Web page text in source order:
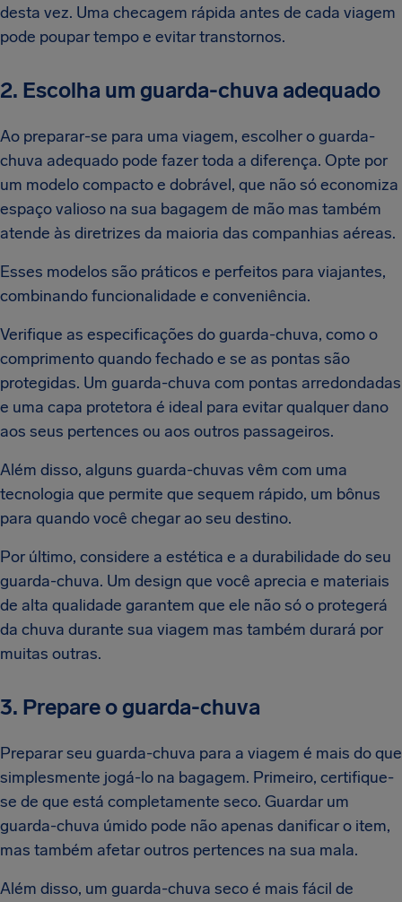
desta vez. Uma checagem rápida antes de cada viagem
pode poupar tempo e evitar transtornos.
2. Escolha um guarda-chuva adequado
Ao preparar-se para uma viagem, escolher o guarda-
chuva adequado pode fazer toda a diferença. Opte por
um modelo compacto e dobrável, que não só economiza
espaço valioso na sua bagagem de mão mas também
atende às diretrizes da maioria das companhias aéreas.
Esses modelos são práticos e perfeitos para viajantes,
combinando funcionalidade e conveniência.
Verifique as especificações do guarda-chuva, como o
comprimento quando fechado e se as pontas são
protegidas. Um guarda-chuva com pontas arredondadas
e uma capa protetora é ideal para evitar qualquer dano
aos seus pertences ou aos outros passageiros.
Além disso, alguns guarda-chuvas vêm com uma
tecnologia que permite que sequem rápido, um bônus
para quando você chegar ao seu destino.
Por último, considere a estética e a durabilidade do seu
guarda-chuva. Um design que você aprecia e materiais
de alta qualidade garantem que ele não só o protegerá
da chuva durante sua viagem mas também durará por
muitas outras.
3. Prepare o guarda-chuva
Preparar seu guarda-chuva para a viagem é mais do que
simplesmente jogá-lo na bagagem. Primeiro, certifique-
se de que está completamente seco. Guardar um
guarda-chuva úmido pode não apenas danificar o item,
mas também afetar outros pertences na sua mala.
Além disso, um guarda-chuva seco é mais fácil de